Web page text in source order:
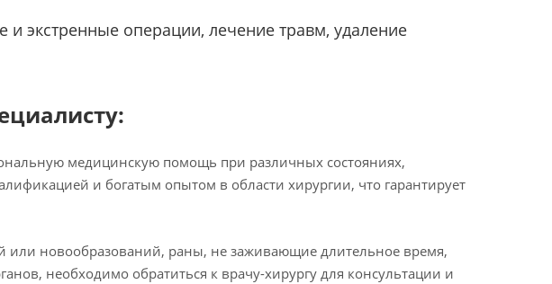
экстренные операции, лечение травм, удаление
медицинскую помощь при различных состояниях,
и богатым опытом в области хирургии, что гарантирует
или новообразований, раны, не заживающие длительное время,
необходимо обратиться к врачу-хирургу для консультации и